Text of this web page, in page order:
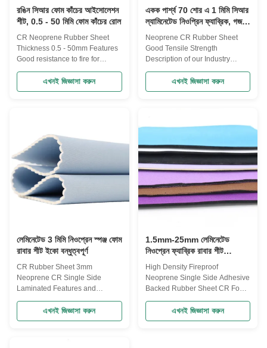
রঙিন সিআর ফোম কাঁচের আইসোলেশন
শীট, 0.5 - 50 মিমি ফোম কাঁচের রোল
CR Neoprene Rubber Sheet
Thickness 0.5 - 50mm Features
Good resistance to fire for
Superior resistance to ozone
and sunlight. Moderate oil and
Excellent flex cracking and very
good resistance to alkalis and
acids. Application Fire-resistant,
commonly used in power
transformers and other electrical
applications. Corrosion-resistant
coatings. As a base for
এখনই জিজ্ঞাসা করুন
একক পার্শ্ব 70 শোর এ 1 মিমি সিআর
ল্যামিনেটেড নিওপ্রিন ফ্যাব্রিক, গজ
প্রতি, সিলিং প্যাড, পাইপ লাইনিং,
জলরোধী গ্যাসকেট, জাহাজের সংঘর্ষ-
বিরোধী স্তর
Neoprene CR Rubber Sheet
Good Tensile Strength
Description of our Industry
Material: CR Color:
Balck,Red,Green,Etc Thickness:
strength,excellent physical
resistance,weather aging
resistance,fire proof,flame
retardant. Samples: Free
Packing: Inner film wrapped and
pp/woven bags Delivery Time:
10~15 working days Features:
Neoprene Rubber Sheets are
এখনই জিজ্ঞাসা করুন
লেমিনেটেড 3 মিমি নিওপ্রেন স্পঞ্জ ফোম
রাবার শীট ইকো বন্ধুত্বপূর্ণ
CR Rubber Sheet 3mm
Neoprene CR Single Side
Laminated Features and
Applications The closed
laboratory closed place, infant
personal items, soft, the smell of
এখনই জিজ্ঞাসা করুন
1.5mm-25mm লেমিনেটেড
নিওপ্রেন ফ্যাব্রিক রাবার শীট
অগ্নিরোধী স্ব আঠালো,জুত এবং
আনুষাঙ্গিক, স্ট্রেচ ফ্যাব্রিক, বেল্ট
ফ্যাব্রিক, সুরক্ষা গিয়ার ফ্যাব্রিক
High Density Fireproof
Neoprene Single Side Adhesive
Backed Rubber Sheet CR Foam
Sheets Neoprene Rubber
Sheets are resistant to Heat, Oil,
a wide range of Acids & alkalis,
এখনই জিজ্ঞাসা করুন